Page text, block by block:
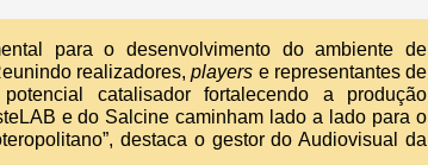
para o desenvolvimento do ambiente de
realizadores,players e representantes de
catalisador fortalecendo a produção
e do Salcine caminham lado a lado para o
destaca o gestor do Audiovisual da